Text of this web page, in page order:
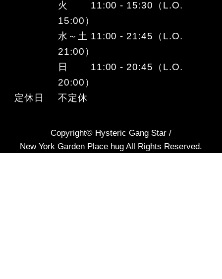
火 11:00 - 15:30（L.O.
15:00）
水～土 11:00 - 21:45（L.O.
21:00）
日 11:00 - 20:45（L.O.
20:00）
定休日
不定休
Copyright© Hysteric Gang Star /
New York Garden Place hug All Rights Reserved.